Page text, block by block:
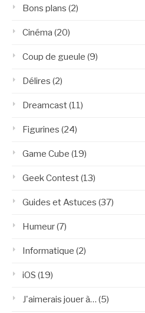
Bons plans (2)
Cinéma (20)
Coup de gueule (9)
Délires (2)
Dreamcast(11)
Figurines (24)
Game Cube (19)
Geek Contest(13)
Guides et Astuces (37)
Humeur(7)
Informatique (2)
iOS (19)
J'aimerais jouer à… (5)